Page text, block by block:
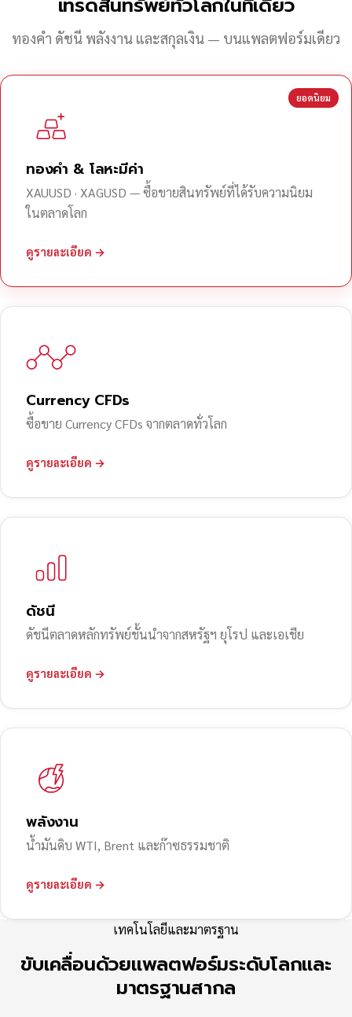
ทองคำ ดัชนี พลังงาน และสกุลเงิน — บนแพลตฟอร์มเดียว
ยอดนิยม
ทองคำ & โลหะมีค่า
XAUUSD · XAGUSD — ซื้อขายสินทรัพย์ที่ได้รับความนิยม
ในตลาดโลก
ดูรายละเอียด →
Currency CFDs
ซื้อขาย Currency CFDs จากตลาดทั่วโลก
ดูรายละเอียด →
ดัชนี
ดัชนีตลาดหลักทรัพย์ชั้นนำจากสหรัฐฯ ยุโรป และเอเชีย
ดูรายละเอียด →
พลังงาน
น้ำมันดิบ WTI, Brent และก๊าซธรรมชาติ
ดูรายละเอียด →
เทคโนโลยีและมาตรฐาน
ขับเคลื่อนด้วยแพลตฟอร์มระดับโลกและ
มาตรฐานสากล